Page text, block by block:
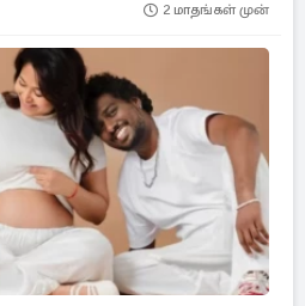
2 மாதங்கள் முன்